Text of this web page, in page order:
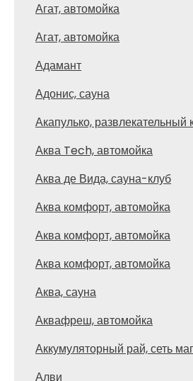
Агат, автомойка
Агат, автомойка
Адамант
Адонис, сауна
Акапулько, развлекательный
Аква Tech, автомойка
Аква де Вида, сауна-клуб
Аква комфорт, автомойка
Аква комфорт, автомойка
Аква комфорт, автомойка
Аква, сауна
Аквафреш, автомойка
Аккумуляторный рай, сеть
Алви